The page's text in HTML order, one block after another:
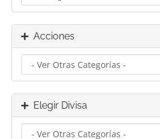
Acciones
Elegir Divisa